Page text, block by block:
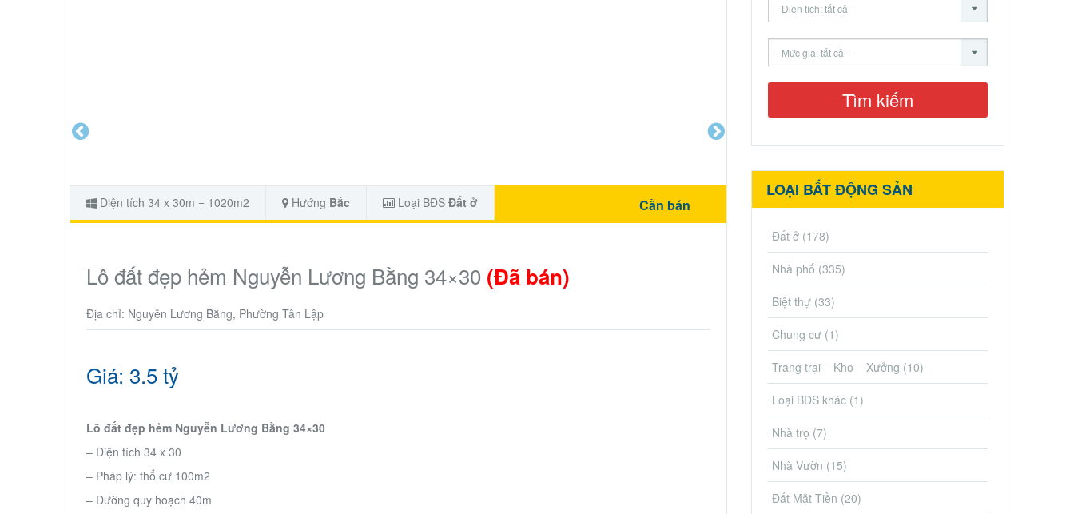
Diện tích 34 x 30m = 1020m2 Hướng Bắc Loại BĐS Đất ở Cần bán
Lô đất đẹp hẻm Nguyễn Lương Bằng 34×30 (Đã bán)
Địa chỉ: Nguyễn Lương Bằng, Phường Tân Lập
Giá: 3.5 tỷ
Lô đất đẹp hẻm Nguyễn Lương Bằng 34×30
– Diện tích 34 x 30
– Pháp lý: thổ cư 100m2
– Đường quy hoạch 40m
LOẠI BẤT ĐỘNG SẢN
Đất ở (178)
Nhà phố (335)
Biệt thự (33)
Chung cư (1)
Trang trại – Kho – Xưởng (10)
Loại BĐS khác (1)
Nhà trọ (7)
Nhà Vườn (15)
Đất Mặt Tiền (20)